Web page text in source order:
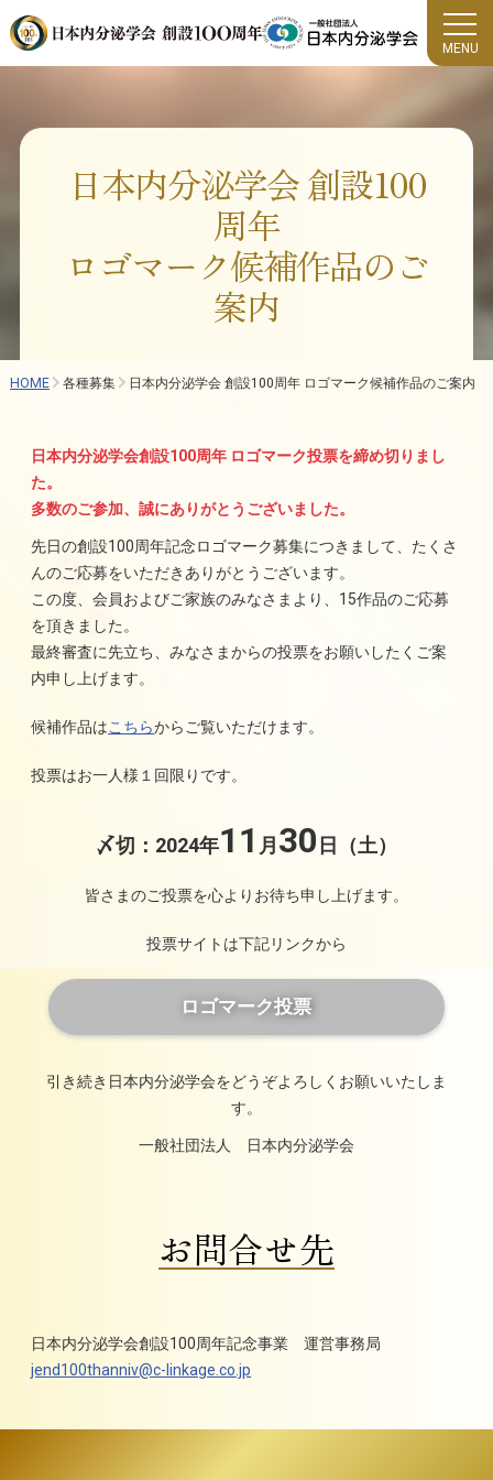
MENU
日本内分泌学会 創設100
周年
ロゴマーク候補作品のご
案内
HOME 各種募集 日本内分泌学会 創設100周年 ロゴマーク候補作品のご案内
日本内分泌学会創設100周年 ロゴマーク投票を締め切りまし
た。
多数のご参加、誠にありがとうございました。
先日の創設100周年記念ロゴマーク募集につきまして、たくさ
んのご応募をいただきありがとうございます。
この度、会員およびご家族のみなさまより、15作品のご応募
を頂きました。
最終審査に先立ち、みなさまからの投票をお願いしたくご案
内申し上げます。
候補作品はこちらからご覧いただけます。
投票はお一人様１回限りです。
〆切： 2024年11 月 30 日（土）
皆さまのご投票を心よりお待ち申し上げます。
投票サイトは下記リンクから
ロゴマーク投票
引き続き日本内分泌学会をどうぞよろしくお願いいたしま
す。
一般社団法人 日本内分泌学会
お問合せ先
日本内分泌学会創設100周年記念事業 運営事務局
jend100thanniv@c-linkage.co.jp